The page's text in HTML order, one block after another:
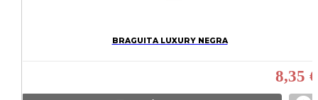
BRAGUITA LUXURY NEGRA
8,35 €